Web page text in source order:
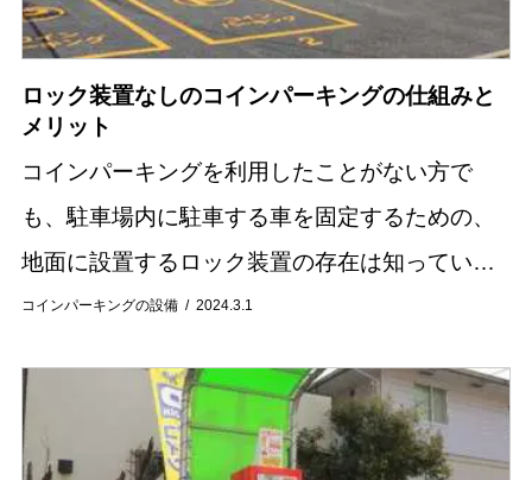
コインパーキングの設備 2024.3.1
ロック装置なしのコインパーキングの仕組みと
メリット
コインパーキングを利用したことがない方で
も、駐車場内に駐車する車を固定するための、
地面に設置するロック装置の存在は知っている
のではないでしょうか。 ロック装置の上に車が
支払うとロ...